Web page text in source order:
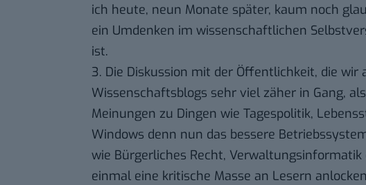
ich heute, neun Monate später, kaum noch
ein Umdenken im wissenschaftlichen
ist.
3. Die Diskussion mit der Öffentlichkeit, die wir
Wissenschaftsblogs sehr viel zäher in Gang,
Meinungen zu Dingen wie Tagespolitik,
Windows denn nun das bessere
wie Bürgerliches Recht,
einmal eine kritische Masse an Lesern